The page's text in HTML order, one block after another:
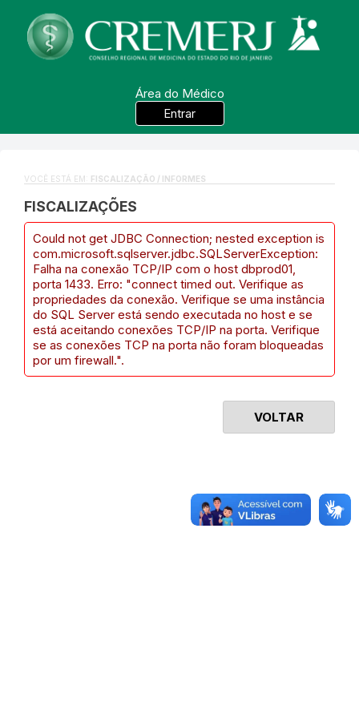
Área do Médico
Entrar
VOCÊ ESTÁ EM: FISCALIZAÇÃO / INFORMES
FISCALIZAÇÕES
Could not get JDBC Connection; nested exception is
com.microsoft.sqlserver.jdbc.SQLServerException:
Falha na conexão TCP/IP com o host dbprod01,
porta 1433. Erro: "connect timed out. Verifique as
propriedades da conexão. Verifique se uma instância
do SQL Server está sendo executada no host e se
está aceitando conexões TCP/IP na porta. Verifique
se as conexões TCP na porta não foram bloqueadas
por um firewall.".
VOLTAR